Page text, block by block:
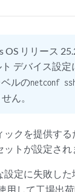
OS リリース
デバイス設定
ルのnetconf
ん。
ックを提供す
トが設定され
定に失敗した
用して工場出